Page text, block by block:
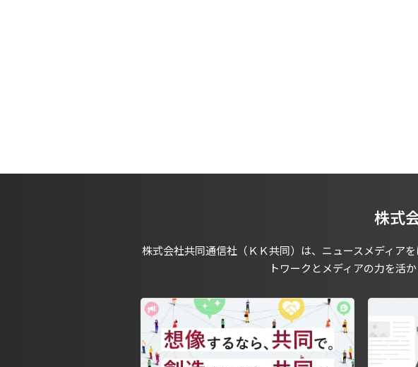
株式
株式会社共同通信社（ＫＫ共同）は、ニュースメディア
トワークとメディアの力を活